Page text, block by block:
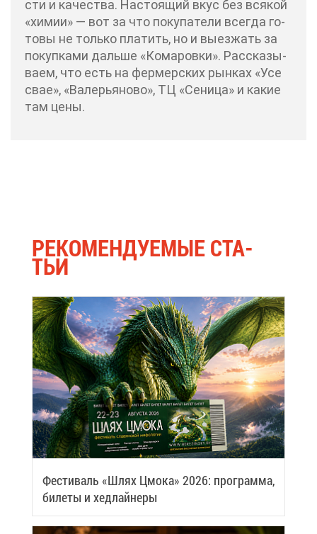
сти и ка­че­ства. На­сто­я­щий вкус без вся­кой
«хи­мии» — вот за что по­ку­па­те­ли все­гда го­
то­вы не толь­ко пла­тить, но и вы­ез­жать за
по­куп­ка­ми даль­ше «Ко­ма­ров­ки». Рас­ска­зы­
ва­ем, что есть на фер­мер­ских рын­ках «Усе
свае», «Ва­ле­рья­но­во», ТЦ «Се­ни­ца» и ка­кие
там це­ны.
РЕ­КО­МЕН­ДУ­Е­МЫЕ СТА­
ТЬИ
Фе­сти­валь «Шлях Цмо­ка» 2026: про­грам­ма,
би­ле­ты и хед­лай­не­ры